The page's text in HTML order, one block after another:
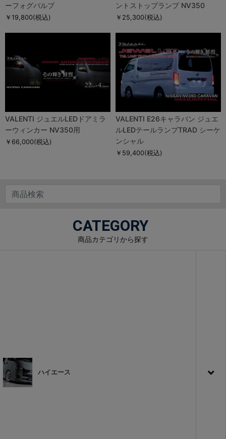
ーフォグバルブ
￥19,800(税込)
ントストップランプ NV350
￥25,300(税込)
VALENTI ジュエルLEDドアミラ
ーウィンカー NV350用
￥66,000(税込)
VALENTI E26キャラバン ジュエ
ルLEDテールランプTRAD シーケ
ンシャル
￥59,400(税込)
CATEGORY
商品カテゴリから探す
ハイエース